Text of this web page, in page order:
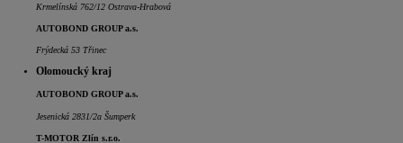
Krmelínská 762/12 Ostrava-Hrabová
AUTOBOND GROUP a.s.
Frýdecká 53 Třinec
Olomoucký kraj
AUTOBOND GROUP a.s.
Jesenická 2831/2a Šumperk
T-MOTOR Zlín s.r.o.